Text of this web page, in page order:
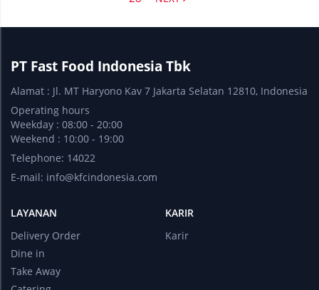
PT Fast Food Indonesia Tbk
Alamat : Jl. MT Haryono Kav 7 Jakarta Selatan 12810, Indonesia
Operating hours
Weekday : 08:00 - 20:00
Weekend : 10:00 - 19:00
Telephone: 14022
E-mail: info@kfcindonesia.com
LAYANAN
Delivery Order
Dine in
Take Away
KARIR
Karir